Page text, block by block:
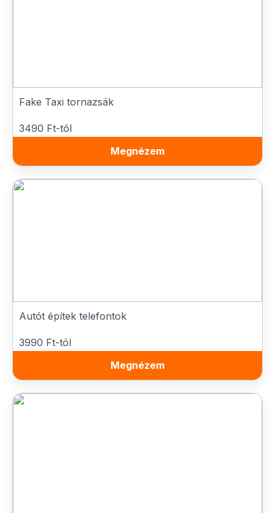
Fake Taxi tornazsák
3490 Ft-tól
Megnézem
Autót építek telefontok
3990 Ft-tól
Megnézem